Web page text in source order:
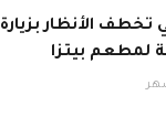
تخطف الأنظار بزيارة
لمطعم بيتزا